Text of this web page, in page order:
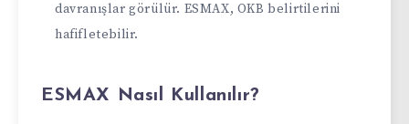
davranışlar görülür. ESMAX, OKB belirtilerini
hafifletebilir.
ESMAX Nasıl Kullanılır?